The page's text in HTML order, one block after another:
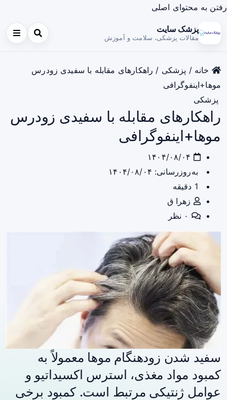
رفتن به محتوای اصلی
پزشک سایت
مقالات پزشکی، سلامت و آموزش
خانه / پزشکی / راهکارهای مقابله با سفیدی زودرس
موها+اینفوگرافی
پزشکی
راهکارهای مقابله با سفیدی زودرس
موها+اینفوگرافی
به‌روزرسانی: ۱۴۰۴/۰۸/۰۴
زهرا ق
سفید شدن زودهنگام موها معمولاً به
کمبود مواد مغذی، استرس اکسیداتیو و
عوامل ژنتیکی مرتبط است. کمبود برخی